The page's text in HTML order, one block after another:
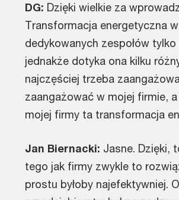
DG: Dzięki wielkie za
Transformacja energetyczna
dedykowanych zespołów
jednakże dotyka ona kilku
najczęściej trzeba
zaangażować w mojej firmie,
mojej firmy ta transformacja
Jan Biernacki: Jasne. Dzięki,
tego jak firmy zwykle to
prostu byłoby najefektywniej.